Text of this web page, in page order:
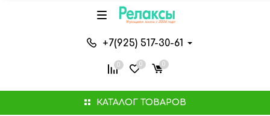
КАТАЛОГ ТОВАРОВ
+7(925) 517-30-61
0 0 0